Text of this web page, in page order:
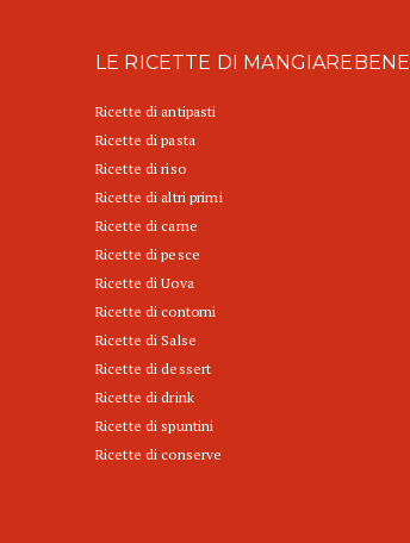
LE RICETTE DI MANGIAREBENE
Ricette di antipasti
Ricette di pasta
Ricette di riso
Ricette di altri primi
Ricette di carne
Ricette di pesce
Ricette di Uova
Ricette di contorni
Ricette di Salse
Ricette di dessert
Ricette di drink
Ricette di spuntini
Ricette di conserve